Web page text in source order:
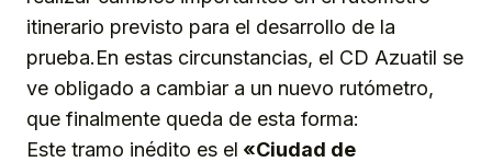
itinerario previsto para el desarrollo de la
prueba.En estas circunstancias, el CD Azuatil se
ve obligado a cambiar a un nuevo rutómetro,
que finalmente queda de esta forma:
Este tramo inédito es el «Ciudad de